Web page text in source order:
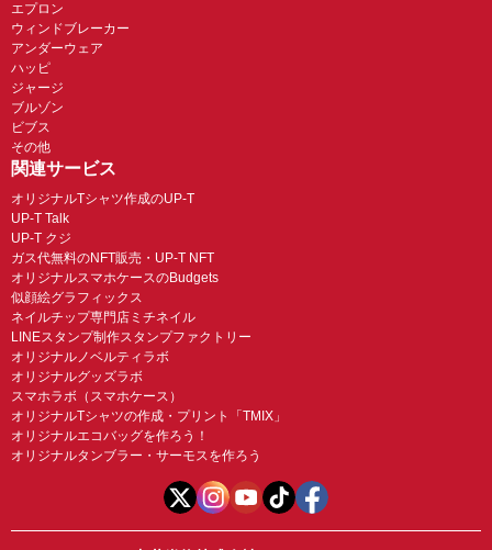
エプロン
ウィンドブレーカー
アンダーウェア
ハッピ
ジャージ
ブルゾン
ビブス
その他
関連サービス
オリジナルTシャツ作成のUP-T
UP-T Talk
UP-T クジ
ガス代無料のNFT販売・UP-T NFT
オリジナルスマホケースのBudgets
似顔絵グラフィックス
ネイルチップ専門店ミチネイル
LINEスタンプ制作スタンプファクトリー
オリジナルノベルティラボ
オリジナルグッズラボ
スマホラボ（スマホケース）
オリジナルTシャツの作成・プリント「TMIX」
オリジナルエコバッグを作ろう！
オリジナルタンブラー・サーモスを作ろう